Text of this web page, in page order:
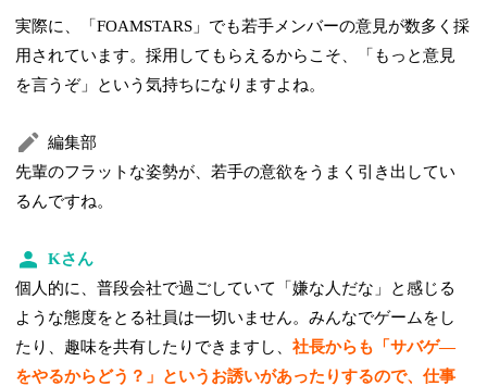
実際に、「FOAMSTARS」でも若手メンバーの意見が数多く採
用されています。採用してもらえるからこそ、「もっと意見
を言うぞ」という気持ちになりますよね。
編集部
先輩のフラットな姿勢が、若手の意欲をうまく引き出してい
るんですね。
Kさん
個人的に、普段会社で過ごしていて「嫌な人だな」と感じる
ような態度をとる社員は一切いません。みんなでゲームをし
たり、趣味を共有したりできますし、社長からも「サバゲ―
をやるからどう？」というお誘いがあったりするので、仕事